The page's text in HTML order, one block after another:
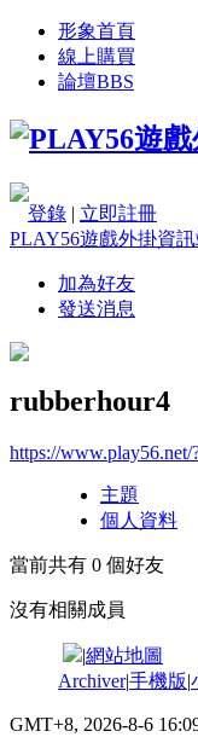
形象首頁
線上購買
論壇BBS
登錄 | 立即註冊
PLAY56遊戲外掛資
加為好友
發送消息
rubberhour4
https://www.play56.net/
主題
個人資料
當前共有 0 個好友
沒有相關成員
|網站地圖
Archiver|手機版|
GMT+8, 2026-8-6